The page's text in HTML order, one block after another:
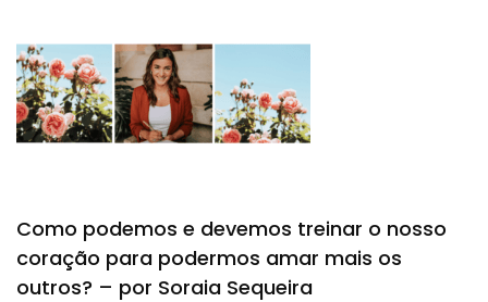
Como podemos e devemos treinar o nosso
coração para podermos amar mais os
outros? – por Soraia Sequeira